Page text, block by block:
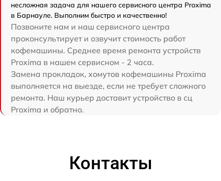
несложная задача для нашего сервисного центра Proxima
в Барнауле. Выполним быстро и качественно!
Позвоните нам и наш сервисного центра
проконсультирует и озвучит стоимость работ
кофемашины. Среднее время ремонта устройств
Proxima в нашем сервисном - 2 часа.
Замена прокладок, хомутов кофемашины Proxima
выполняется на выезде, если не требует сложного
ремонта. Наш курьер доставит устройство в сц
Proxima и обратно.
Контакты